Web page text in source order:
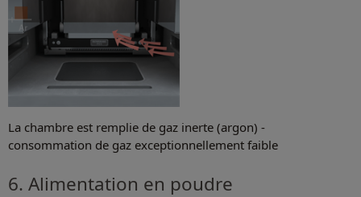
La chambre est remplie de gaz inerte (argon) -
consommation de gaz exceptionnellement faible
6. Alimentation en poudre